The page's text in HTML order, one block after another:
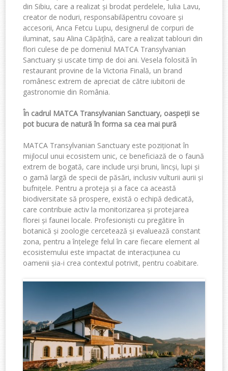
din Sibiu, care a realizat și brodat perdelele, Iulia Lavu,
creator de noduri, responsabilăpentru covoare și
accesorii, Anca Fetcu Lupu, designerul de corpuri de
iluminat, sau Alina Căpățînă, care a realizat tablouri din
flori culese de pe domeniul MATCA Transylvanian
Sanctuaryși uscate timp de doi ani. Veselafolosită în
restaurant provine de la Victoria Finală, un brand
românesc extrem de apreciat de către iubitorii de
gastronomie din România.
În cadrul MATCA Transylvanian Sanctuary, oaspeții se
pot bucura de natură în forma sa cea mai pură
MATCA Transylvanian Sanctuary este poziționat în
mijlocul unui ecosistem unic, ce beneficiază de o faună
extrem de bogată, care include urși bruni, lincși, lupi și
o gamă largă de specii de păsări, inclusiv vulturii aurii și
bufnițele. Pentru a proteja și a face ca această
biodiversitate să prospere, există o echipă dedicată,
care contribuie activ la monitorizarea și protejarea
florei și faunei locale. Profesioniști cu pregătireîn
botanicăși zoologie cercetează și evaluează constant
zona, pentru aînțelege felul în carefiecare element al
ecosistemului este impactat de interacțiunea cu
oamenii șia-i crea contextul potrivit, pentru coabitare.